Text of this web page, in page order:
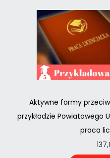
Aktywne formy
przykładzie Powiatowego
praca